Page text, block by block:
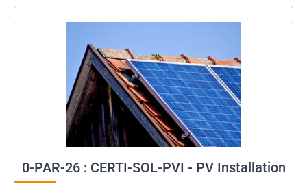
0-PAR-26 : CERTI-SOL-PVI - PV Installation